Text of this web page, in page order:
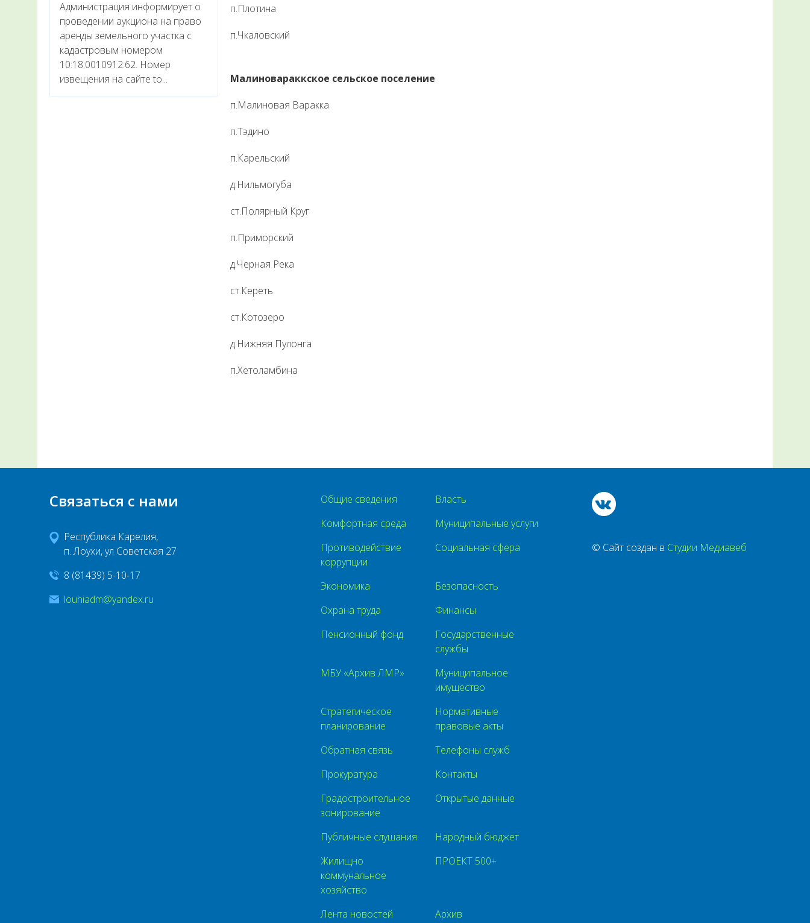
Администрация информирует о
проведении аукциона на право
аренды земельного участка с
кадастровым номером
10:18:0010912:62. Номер
извещения на сайте to...
п.Плотина
п.Чкаловский
Малиновараккское сельское поселение
п.Малиновая Варакка
п.Тэдино
п.Карельский
д.Нильмогуба
ст.Полярный Круг
п.Приморский
д.Черная Река
ст.Кереть
ст.Котозеро
д.Нижняя Пулонга
п.Хетоламбина
Связаться с нами
Республика Карелия,
п. Лоухи, ул Советская 27
8 (81439) 5-10-17
louhiadm@yandex.ru
Общие сведения
Власть
Комфортная среда
Муниципальные услуги
Противодействие
коррупции
Социальная сфера
Экономика
Безопасность
Охрана труда
Финансы
Пенсионный фонд
Государственные
службы
МБУ «Архив ЛМР»
Муниципальное
имущество
Стратегическое
планирование
Нормативные
правовые акты
Обратная связь
Телефоны служб
Прокуратура
Контакты
Градостроительное
зонирование
Открытые данные
Публичные слушания
Народный бюджет
Жилищно
коммунальное
хозяйство
ПРОЕКТ 500+
Лента новостей Архив
© Сайт создан в Студии Медиавеб